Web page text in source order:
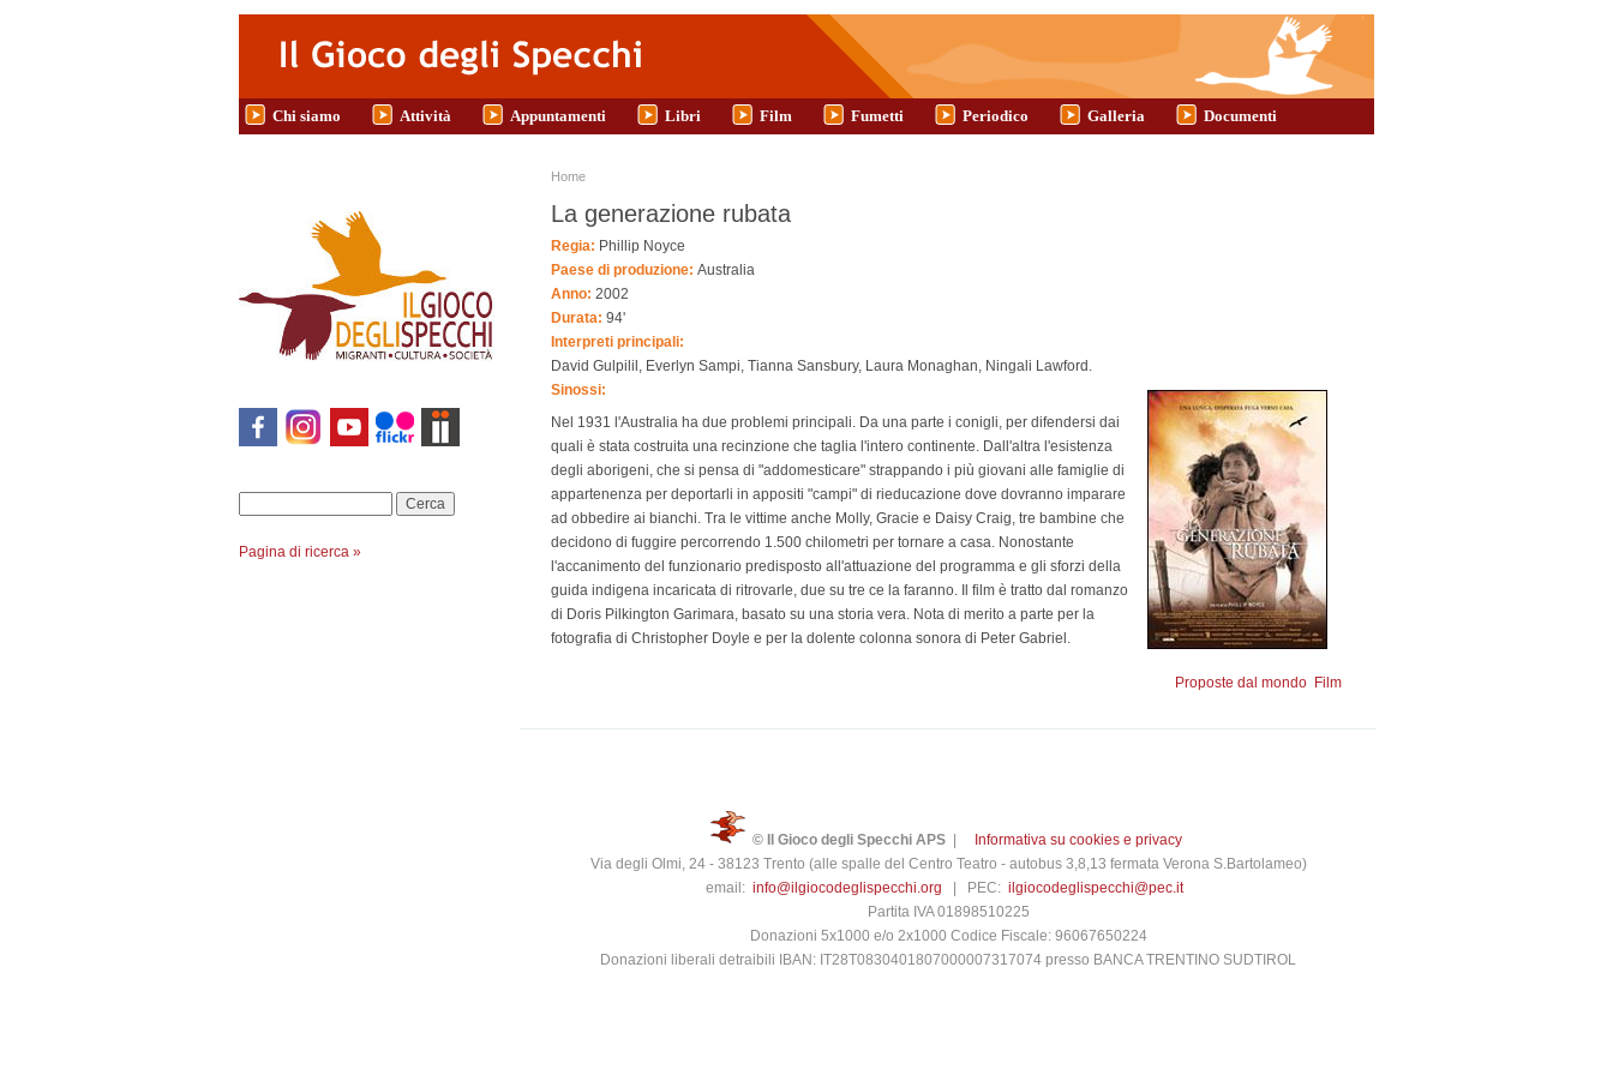
Chi siamo Attività Appuntamenti Libri Film Fumetti Periodico Galleria Documenti
Pagina di ricerca »
Tu sei qui
Home
La generazione rubata
Regia: Phillip Noyce
Paese di produzione: Australia
Anno: 2002
Durata: 94'
Interpreti principali:
David Gulpilil, Everlyn Sampi, Tianna Sansbury, Laura Monaghan, Ningali Lawford.
Sinossi:
Nel 1931 l'Australia ha due problemi principali. Da una parte i conigli, per difendersi dai
quali è stata costruita una recinzione che taglia l'intero continente. Dall'altra l'esistenza
degli aborigeni, che si pensa di "addomesticare" strappando i più giovani alle famiglie di
appartenenza per deportarli in appositi "campi" di rieducazione dove dovranno imparare
ad obbedire ai bianchi. Tra le vittime anche Molly, Gracie e Daisy Craig, tre bambine che
decidono di fuggire percorrendo 1.500 chilometri per tornare a casa. Nonostante
l'accanimento del funzionario predisposto all'attuazione del programma e gli sforzi della
guida indigena incaricata di ritrovarle, due su tre ce la faranno. Il film è tratto dal romanzo
di Doris Pilkington Garimara, basato su una storia vera. Nota di merito a parte per la
fotografia di Christopher Doyle e per la dolente colonna sonora di Peter Gabriel.
Film
Proposte dal mondo
© Il Gioco degli Specchi APS|
Informativa su cookies e privacy
Via degli Olmi, 24 - 38123 Trento (alle spalle del Centro Teatro - autobus 3,8,13 fermata Verona S.Bartolameo)
email: info@ilgiocodeglispecchi.org | PEC: ilgiocodeglispecchi@pec.it
Partita IVA 01898510225
Donazioni 5x1000 e/o 2x1000 Codice Fiscale: 96067650224
Donazioni liberali detraibili IBAN: IT28T0830401807000007317074 presso BANCA TRENTINO SUDTIROL